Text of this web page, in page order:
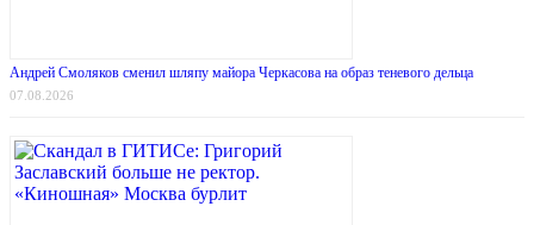
Андрей Смоляков сменил шляпу майора Черкасова на образ теневого дельца
07.08.2026